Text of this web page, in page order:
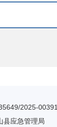
2025-00391
县应急管理局